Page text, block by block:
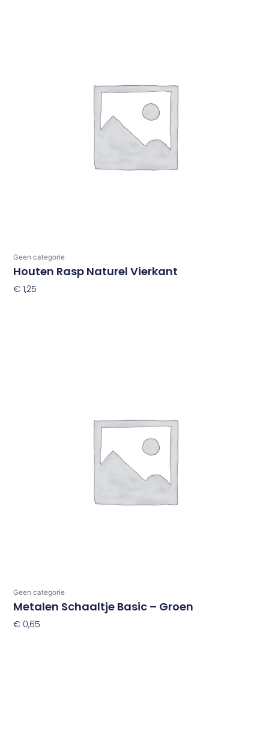
Geen categorie
Houten Rasp Naturel Vierkant
€ 1,25
Geen categorie
Metalen Schaaltje Basic – Groen
€ 0,65